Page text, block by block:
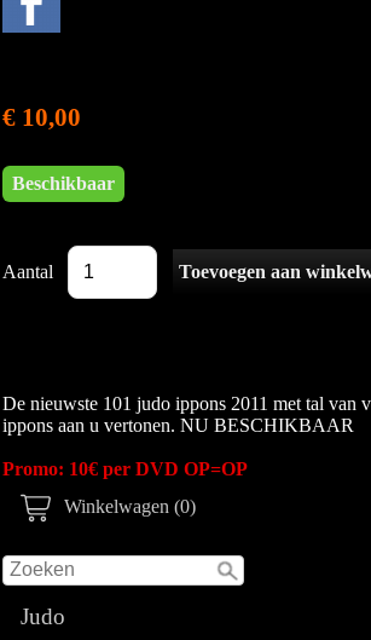
Winkelwagen (0)
Judo
€ 10,00
Beschikbaar
Aantal
De nieuwste 101 judo ippons 2011 met tal van
ippons aan u vertonen. NU BESCHIKBAAR
Promo: 10€ per DVD OP=OP